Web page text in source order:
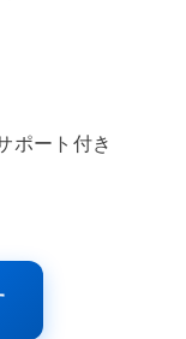
ポート付き